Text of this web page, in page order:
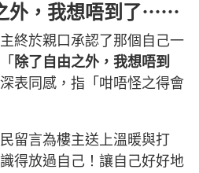
外，我想唔到了⋯⋯
終於親口承認了那個自己一
除了自由之外，我想唔到
表同感，指「咁唔怪之得會
留言為樓主送上溫暖與打
得放過自己！讓自己好好地